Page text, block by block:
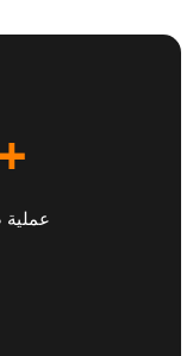
+13,000
عملية